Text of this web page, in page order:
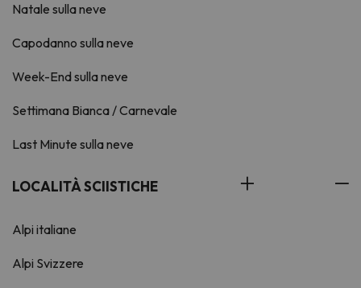
Natale sulla neve
Capodanno sulla neve
Week-End sulla neve
Settimana Bianca / Carnevale
Last Minute sulla neve
LOCALITÀ SCIISTICHE
Alpi italiane
Alpi Svizzere